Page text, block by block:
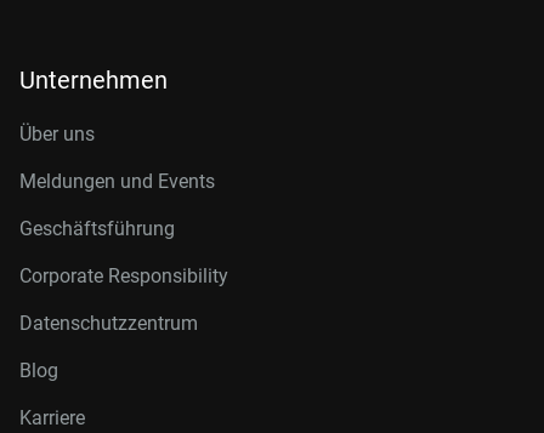
Unternehmen
Über uns
Meldungen und Events
Geschäftsführung
Corporate Responsibility
Datenschutzzentrum
Blog
Karriere